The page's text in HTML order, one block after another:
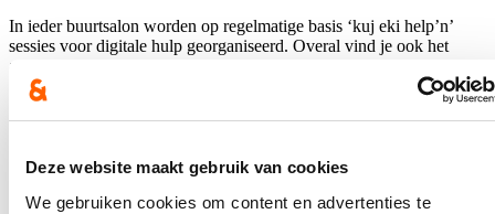
Deze website maakt gebruik van cookies
We gebruiken cookies om content en advertenties te
In ieder buurtsalon worden op regelmatige basis ‘kuj eki help’n’
sessies voor digitale hulp georganiseerd. Overal vind je ook het
aanbod van de bibliotheek: toffe prentenboeken, jeugdboeken en
strips, een jaarlijks wisselende collectie boeken voor de volwassenen
en de Krant van West-Vlaanderen. Bibliotheekmedewerkers
brengen op vraag ook boeken mee uit de hoofdbib voor leners in de
samen hun verjaardag te vieren. Alle buurtsalons zijn regelmatig
ontmoeten.